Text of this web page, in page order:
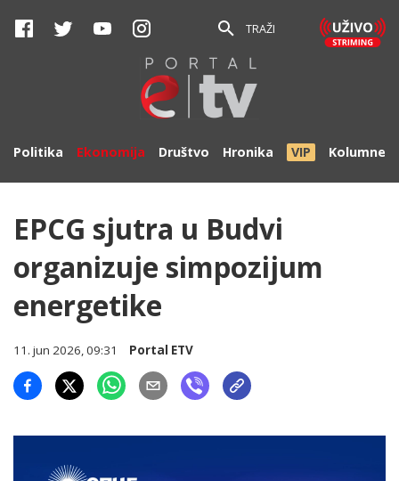
TRAŽI
Politika Ekonomija Društvo Hronika VIP Kolumne
EPCG sjutra u Budvi
organizuje simpozijum
energetike
11. jun 2026, 09:31 Portal ETV